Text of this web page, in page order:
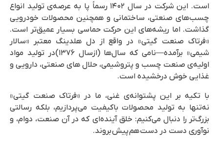
است. این شرکت در سال ۱۴۰۲ رسماً پا به عرصه‌ی تولید انواع
چسب‌های صنعتی، ساختمانی و همچنین محصولات خودرویی
گذاشت. اما ریشه‌های این حرکت حماسی بسیار عمیق‌تر است.
«فرتاک صنعت گیتی» در واقع از دل هلدینگ معتبر «سالار
شیمی» برآمده—نامی که سال‌ها (ازسال ۱۳۷۶)در تولید مواد
اولیه‌ی صنعت چسب و پتروشیمی، حلال های صنعتی، دارویی و
غذایی خوش درخشیده است.
با تکیه بر این پشتوانه‌ی غنی، ما در «فرتاک صنعت گیتی»
نه‌تنها به تولید محصولات باکیفیت می‌پردازیم، بلکه رسالتی
بزرگ‌تر را دنبال می‌کنیم: خلق آینده‌ای که در آن صنعت، دوام، و
نوآوری دست در دست هم پیش بروند.